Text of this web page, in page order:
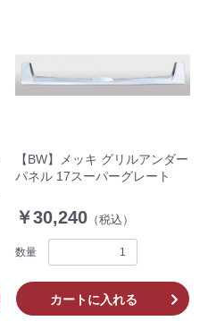
【BW】メッキ グリルアンダー
パネル 17スーパーグレート
￥30,240 （税込）
数量
カートに入れる